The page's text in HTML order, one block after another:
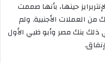
حينها، بأنها صممت
من العملات الأجنبية. ولم
ذلك بنك مصر وأبو ظبي الأول